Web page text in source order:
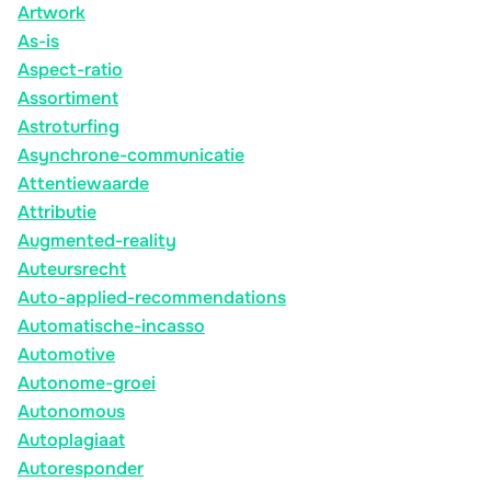
Artwork
As-is
Aspect-ratio
Assortiment
Astroturfing
Asynchrone-communicatie
Attentiewaarde
Attributie
Augmented-reality
Auteursrecht
Auto-applied-recommendations
Automatische-incasso
Automotive
Autonome-groei
Autonomous
Autoplagiaat
Autoresponder